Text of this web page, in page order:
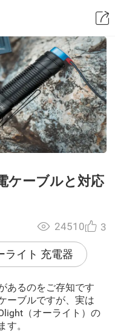
ケーブルと対応
ライト 充電器
24510 3
あるのをご存知です
ーブルですが、実は
（オーライト）の
す。